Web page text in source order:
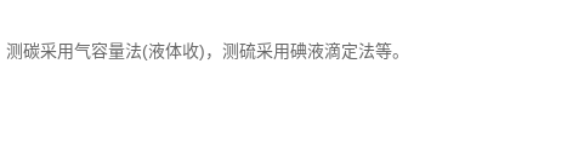
碳采用气容量法(液体收)，测硫采用碘液滴定法等。